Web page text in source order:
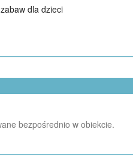
dla dzieci
bezpośrednio w obiekcie.